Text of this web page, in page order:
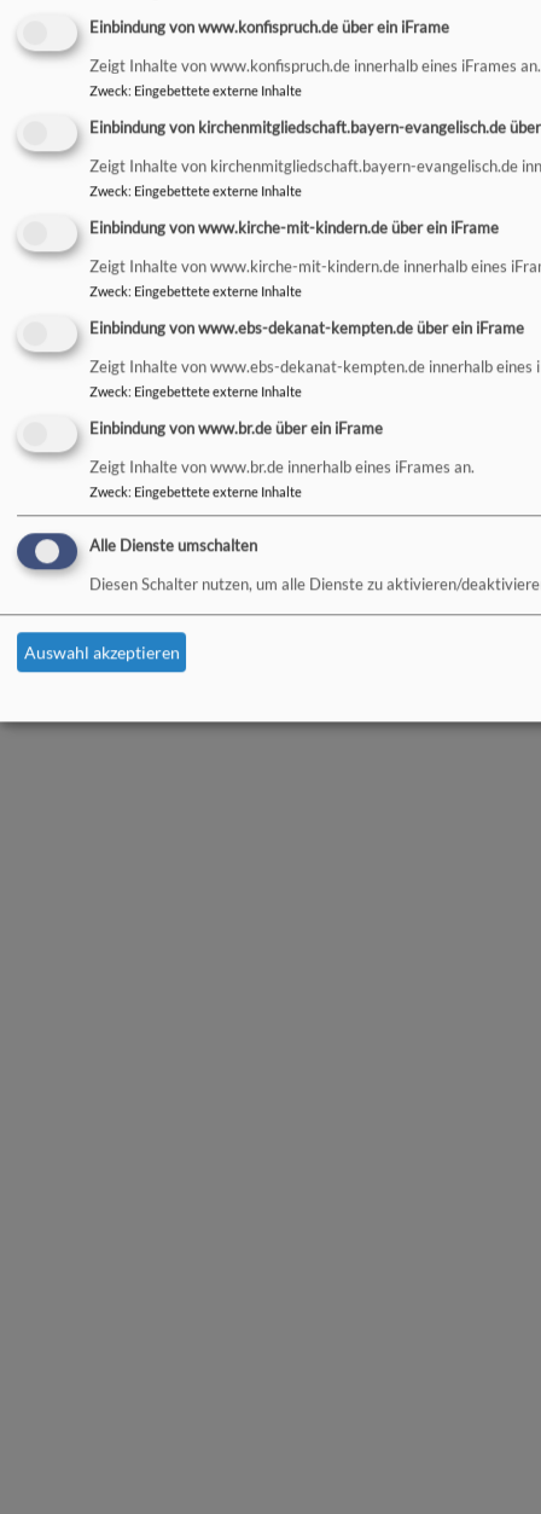
Kempten
Christuskirche
Matthäuskirche
Markuskirche
Kirche
Waltenhofen
Datenschutzerklärung
Barrierefreiheitserklärung
Einbindung von www.konfispruch.de über ein iFrame
Zeigt Inhalte von www.konfispruch.de innerhalb eines iFrames an.
Zweck: Eingebettete externe Inhalte
Einbindung von kirchenmitgliedschaft.bayern-evangelisch.de
Zeigt Inhalte von kirchenmitgliedschaft.bayern-evangelisch.de
Zweck: Eingebettete externe Inhalte
Einbindung von www.kirche-mit-kindern.de über ein iFrame
Zeigt Inhalte von www.kirche-mit-kindern.de innerhalb eines
Zweck: Eingebettete externe Inhalte
Einbindung von www.ebs-dekanat-kempten.de über ein iFrame
Zeigt Inhalte von www.ebs-dekanat-kempten.de innerhalb eines
Zweck: Eingebettete externe Inhalte
Einbindung von www.br.de über ein iFrame
Zeigt Inhalte von www.br.de innerhalb eines iFrames an.
Zweck: Eingebettete externe Inhalte
Alle Dienste umschalten
Diesen Schalter nutzen, um alle Dienste zu aktivieren/
Auswahl akzeptieren